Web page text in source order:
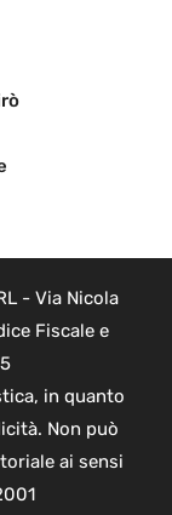
- Via Nicola
Fiscale e
in quanto
Non può
ai sensi